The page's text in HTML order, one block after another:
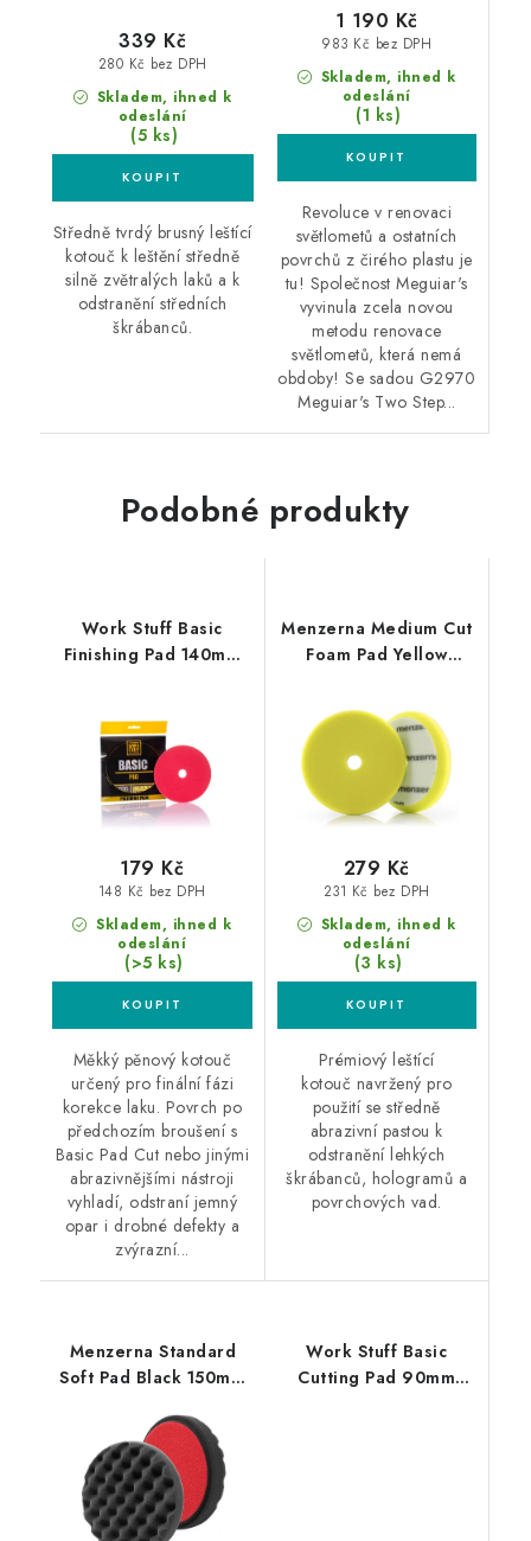
Skladem, ihned k
odeslání
(5 ks)
280 Kč bez DPH
339 Kč
Středně tvrdý brusný leštící
kotouč k leštění středně
silně zvětralých laků a k
odstranění středních
škrábanců.
Skladem, ihned k
odeslání
(1 ks)
983 Kč bez DPH
1 190 Kč
Revoluce v renovaci
světlometů a ostatních
povrchů z čirého plastu je
tu! Společnost Meguiar's
vyvinula zcela novou
metodu renovace
světlometů, která nemá
obdoby! Se sadou G2970
Meguiar's Two Step...
Podobné produkty
Work Stuff Basic
Finishing Pad 140mm
Skladem, ihned k
odeslání
(>5 ks)
148 Kč bez DPH
179 Kč
Měkký pěnový kotouč
určený pro finální fázi
korekce laku. Povrch po
předchozím broušení s
Basic Pad Cut nebo jinými
abrazivnějšími nástroji
vyhladí, odstraní jemný
opar i drobné defekty a
zvýrazní...
Menzerna Medium Cut
Foam Pad Yellow
Skladem, ihned k
odeslání
(3 ks)
231 Kč bez DPH
279 Kč
Prémiový leštící
kotouč navržený pro
použití se středně
abrazivní pastou k
odstranění lehkých
škrábanců, hologramů a
povrchových vad.
Menzerna Standard
Soft Pad Black 150mm
Work Stuff Basic
Cutting Pad 90mm